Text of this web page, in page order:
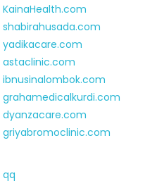
KainaHealth.com
shabirahusada.com
yadikacare.com
astaclinic.com
ibnusinalombok.com
grahamedicalkurdi.com
dyanzacare.com
griyabromoclinic.com
qq